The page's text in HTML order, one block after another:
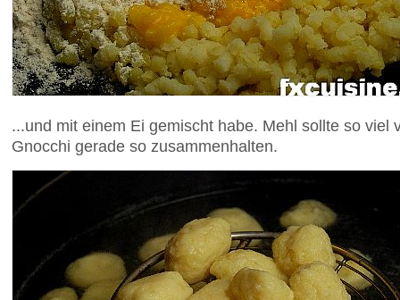
...und mit einem Ei gemischt habe. Mehl sollte so viel
Gnocchi gerade so zusammenhalten.